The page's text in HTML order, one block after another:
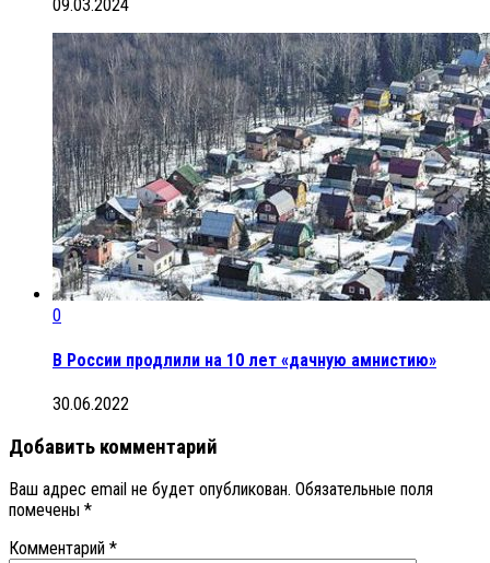
09.03.2024
0
В России продлили на 10 лет «дачную амнистию»
30.06.2022
Добавить комментарий
Ваш адрес email не будет опубликован. Обязательные поля
помечены *
Комментарий *